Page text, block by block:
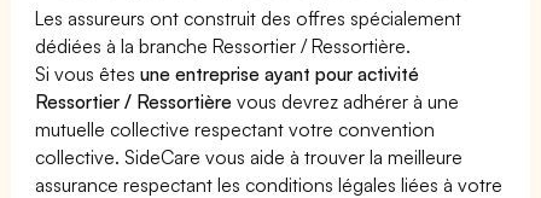
Les assureurs ont construit des offres spécialement
dédiées à la branche Ressortier / Ressortière.
Si vous êtesune entreprise ayant pour activité
Ressortier / Ressortière vous devrez adhérer à une
mutuelle collective respectant votre convention
collective. SideCare vous aide à trouver la meilleure
assurance respectant les conditions légales liées à votre